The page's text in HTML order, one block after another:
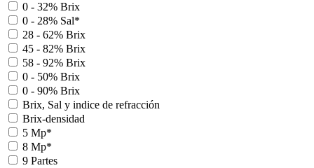
0 - 32% Brix
0 - 28% Sal*
28 - 62% Brix
45 - 82% Brix
58 - 92% Brix
0 - 50% Brix
0 - 90% Brix
Brix, Sal y indice de refracción
Brix-densidad
5 Mp*
8 Mp*
9 Partes